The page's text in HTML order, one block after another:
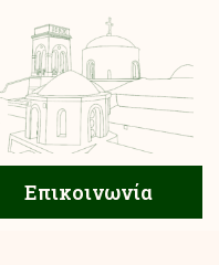
Επικοινωνία
Επικοινωνία